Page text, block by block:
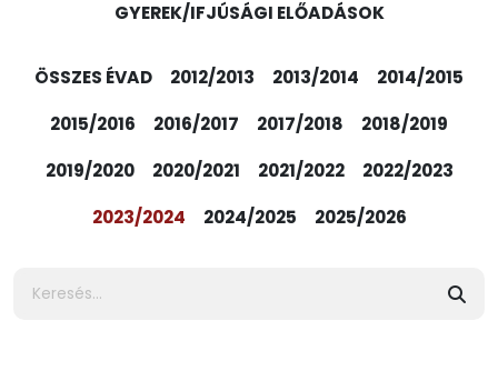
GYEREK/IFJÚSÁGI ELŐADÁSOK
ÖSSZES ÉVAD 2012/2013 2013/2014
2014/2015
2015/2016
2016/2017 2017/2018
2018/2019
2019/2020
2020/2021 2021/2022
2022/2023
2023/2024
2024/2025 2025/2026